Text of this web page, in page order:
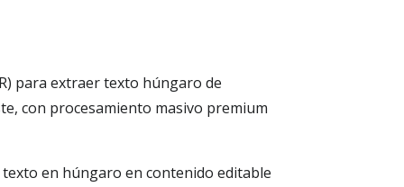
para extraer texto húngaro de
con procesamiento masivo premium
texto en húngaro en contenido editable